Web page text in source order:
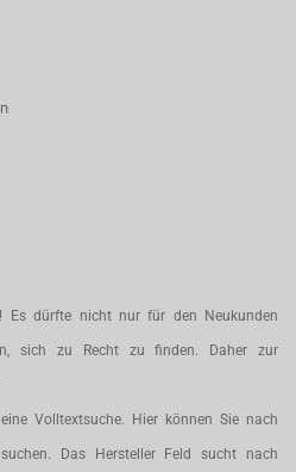
Es dürfte nicht nur für den Neukunden
sich zu Recht zu finden. Daher zur
Volltextsuche. Hier können Sie nach
Das Hersteller Feld sucht nach